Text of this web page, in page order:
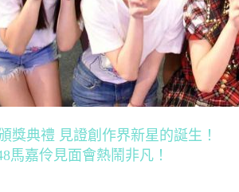
獎典禮 見證創作界新星的誕生！
馬嘉伶見面會熱鬧非凡！